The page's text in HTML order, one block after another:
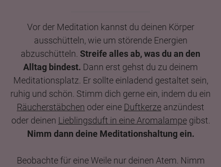
Vor der Meditation kannst du deinen Körper
ausschütteln, wie um störende Energien
abzuschütteln. Streife alles ab, was du an den
Alltag bindest. Dann erst gehst du zu deinem
Meditationsplatz. Er sollte einladend gestaltet sein,
ruhig und schön. Stimm dich gerne ein, indem du ein
Räucherstäbchen oder eine Duftkerze anzündest
oder deinen Lieblingsduft in eine Aromalampegibst.
Nimm dann deine Meditationshaltung ein.
Beobachte für eine Weile nur deinen Atem. Nimm